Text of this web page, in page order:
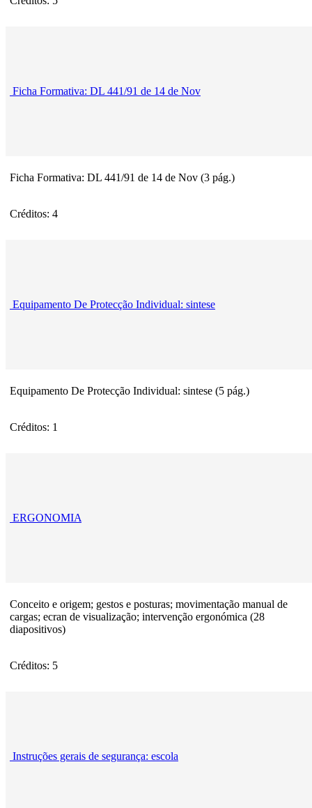
Ficha Formativa: DL 441/91 de 14 de Nov
Ficha Formativa: DL 441/91 de 14 de Nov (3 pág.)
Créditos: 4
Equipamento De Protecção Individual: sintese
Equipamento De Protecção Individual: sintese (5 pág.)
Créditos: 1
ERGONOMIA
Conceito e origem; gestos e posturas; movimentação manual de
cargas; ecran de visualização; intervenção ergonómica (28
diapositivos)
Créditos: 5
Instruções gerais de segurança: escola